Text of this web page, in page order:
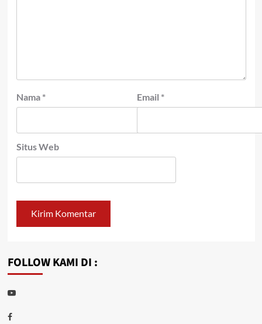
Nama * Email *
Situs Web
FOLLOW KAMI DI :
Youtube
Facebook